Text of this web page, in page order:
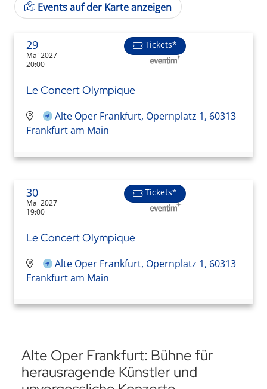
Events auf der Karte anzeigen
29
Mai 2027
20:00
Tickets*
Le Concert Olympique
Alte Oper Frankfurt, Opernplatz 1, 60313
Frankfurt am Main
30
Mai 2027
19:00
Tickets*
Le Concert Olympique
Alte Oper Frankfurt, Opernplatz 1, 60313
Frankfurt am Main
Alte Oper Frankfurt: Bühne für
herausragende Künstler und